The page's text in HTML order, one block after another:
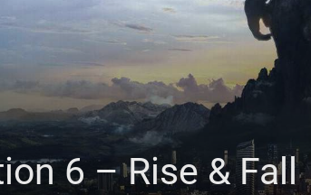
6 – Rise & Fall